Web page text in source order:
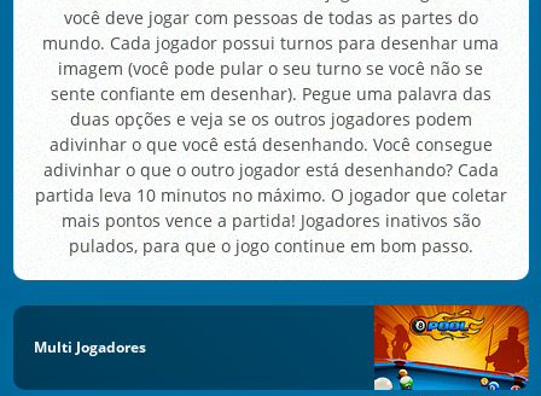
você deve jogar com pessoas de todas as partes do
mundo. Cada jogador possui turnos para desenhar uma
imagem (você pode pular o seu turno se você não se
sente confiante em desenhar). Pegue uma palavra das
duas opções e veja se os outros jogadores podem
adivinhar o que você está desenhando. Você consegue
adivinhar o que o outro jogador está desenhando? Cada
partida leva 10 minutos no máximo. O jogador que coletar
mais pontos vence a partida! Jogadores inativos são
pulados, para que o jogo continue em bom passo.
Multi Jogadores